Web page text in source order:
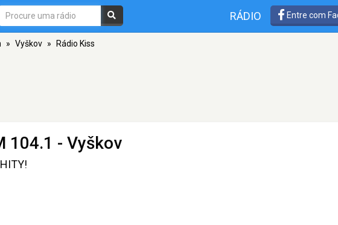
RÁDIO Entre com
» Vyškov » Rádio Kiss
104.1 - Vyškov